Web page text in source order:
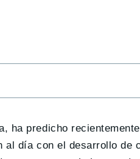
ha predicho
al día con el desarrollo de